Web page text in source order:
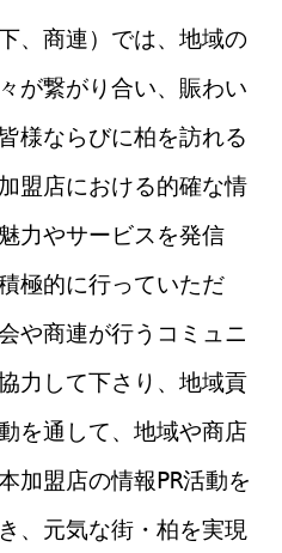
、商連）では、地域の
が繋がり合い、賑わい
様ならびに柏を訪れる
盟店における的確な情
力やサービスを発信
極的に行っていただ
や商連が行うコミュニ
力して下さり、地域貢
を通して、地域や商店
加盟店の情報PR活動を
、元気な街・柏を実現